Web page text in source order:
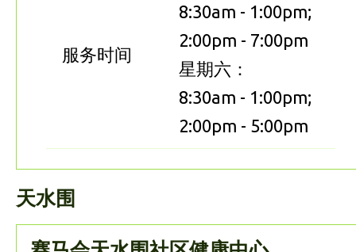
服务时间
8:30am - 1:00pm;
2:00pm - 7:00pm
星期六：
8:30am - 1:00pm;
2:00pm - 5:00pm
天水围